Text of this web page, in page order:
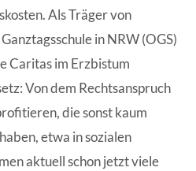
Als Träger von
in NRW (OGS)
Caritas im Erzbistum
Von dem Rechtsanspruch
die sonst kaum
etwa in sozialen
aktuell schon jetzt viele